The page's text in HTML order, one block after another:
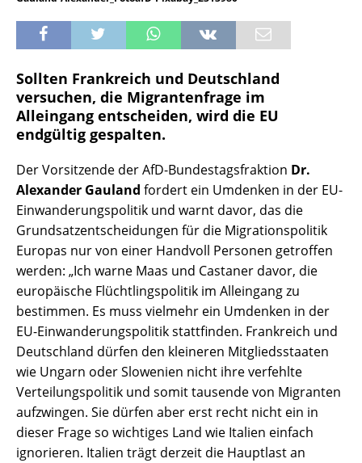
Sollten Frankreich und Deutschland
versuchen, die Migrantenfrage im
Alleingang entscheiden, wird die EU
endgültig gespalten.
Der Vorsitzende der AfD-Bundestagsfraktion Dr.
Alexander Gauland fordert ein Umdenken in der EU-
Einwanderungspolitik und warnt davor, das die
Grundsatzentscheidungen für die Migrationspolitik
Europas nur von einer Handvoll Personen getroffen
werden: „Ich warne Maas und Castaner davor, die
europäische Flüchtlingspolitik im Alleingang zu
bestimmen. Es muss vielmehr ein Umdenken in der
EU-Einwanderungspolitik stattfinden. Frankreich und
Deutschland dürfen den kleineren Mitgliedsstaaten
wie Ungarn oder Slowenien nicht ihre verfehlte
Verteilungspolitik und somit tausende von Migranten
aufzwingen. Sie dürfen aber erst recht nicht ein in
dieser Frage so wichtiges Land wie Italien einfach
ignorieren. Italien trägt derzeit die Hauptlast an